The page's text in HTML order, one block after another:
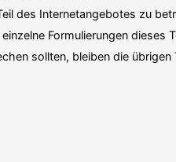
des Inter­net­an­gebotes zu
Formu­lie­rungen
sollten, bleiben die